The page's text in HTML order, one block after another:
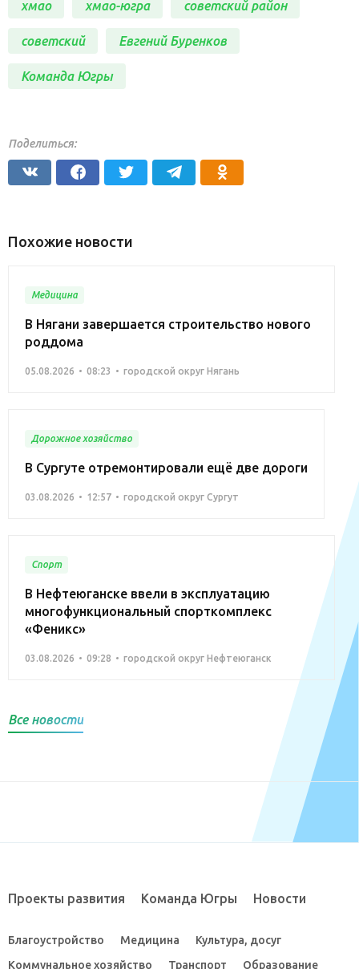
хмао хмао-югра советский район
советский Евгений Буренков
Команда Югры
Поделиться:
Похожие новости
Медицина
В Нягани завершается строительство нового
роддома
05.08.2026 08:23 городской округ Нягань
Дорожное хозяйство
В Сургуте отремонтировали ещё две дороги
03.08.2026 12:57 городской округ Сургут
Спорт
В Нефтеюганске ввели в эксплуатацию
многофункциональный спорткомплекс
«Феникс»
03.08.2026 09:28 городской округ Нефтеюганск
Все новости
Проекты развития Команда Югры Новости
Благоустройство Медицина
Культура, досуг
Коммунальное хозяйство
Транспорт Образование